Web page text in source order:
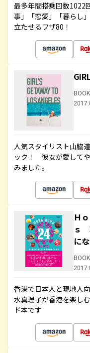
最多年間搭乗回数1022
事」「恋愛」「暮らし
立たせるワザ80！
人気スタイリスト山脇
ック！ 彼女が愛して
みました。
Ｈ
ｓ
に
香港で日本人と現地人
水真理子が香港を楽し
ド本です